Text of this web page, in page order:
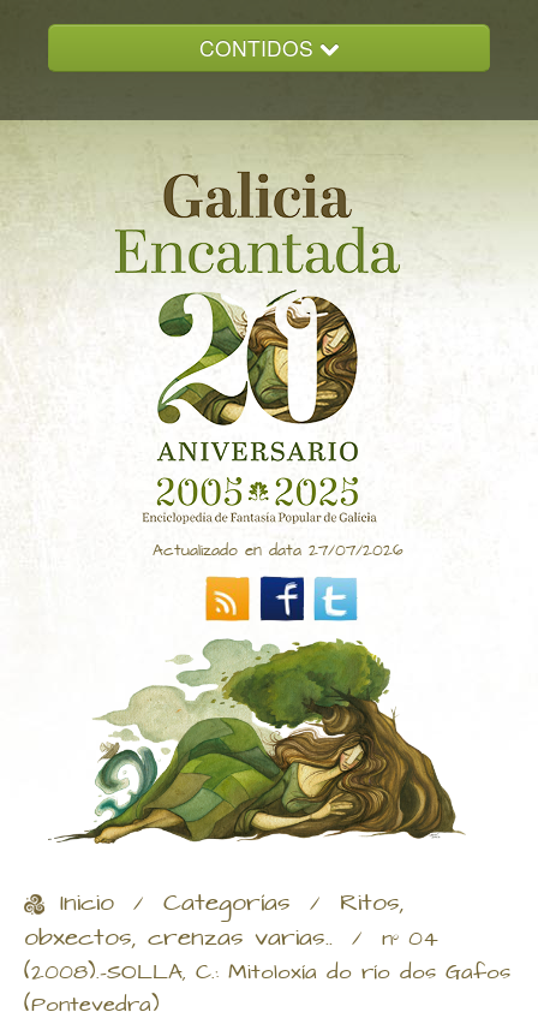
CONTIDOS
GALICIA ENCANTADA
DOCUMENTACION
NOVAS
CONTACTO
Actualizado en data 27/07/2026
Inicio / Categorías / Ritos,
obxectos, crenzas varias.. / nº 04
(2008).-SOLLA, C.: Mitoloxía do río dos Gafos
(Pontevedra)